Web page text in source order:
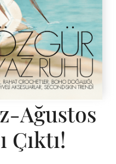
Ağustos
Çıktı!